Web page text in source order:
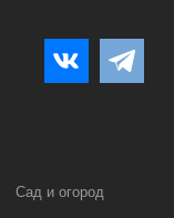
Сад и огород